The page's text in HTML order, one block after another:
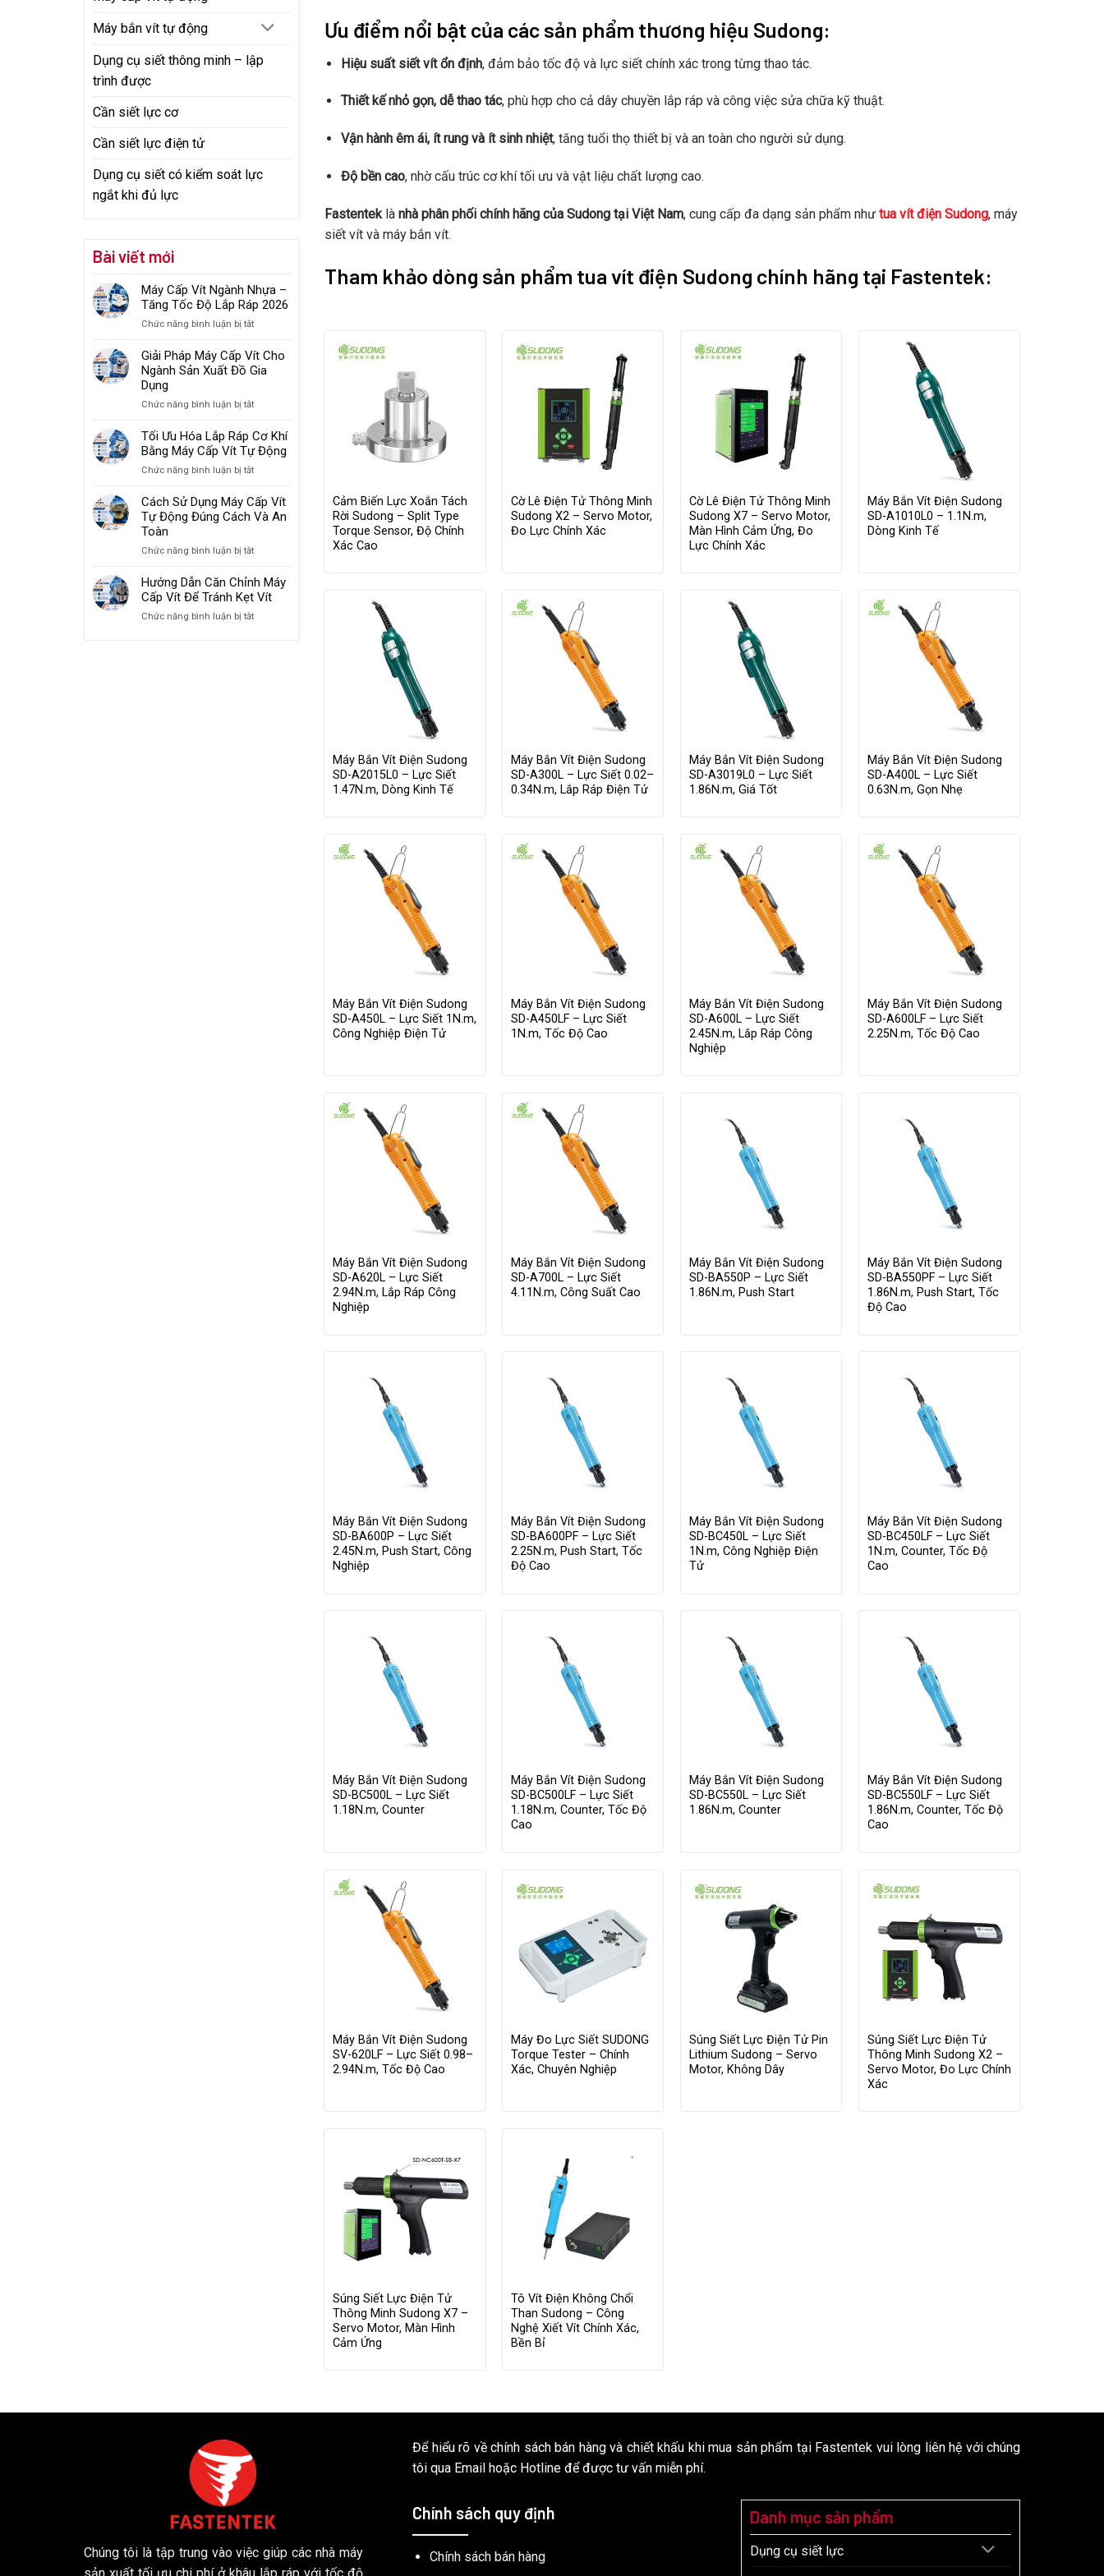
Máy bắn vít tự động
Dụng cụ siết thông minh – lập
trình được
Cần siết lực cơ
Cần siết lực điện tử
Dụng cụ siết có kiểm soát lực
ngắt khi đủ lực
Bài viết mới
Máy Cấp Vít Ngành Nhựa –
Tăng Tốc Độ Lắp Ráp 2026
Chức năng bình luận bị tắtở
Cấp
Vít
–
Tốc
Độ
Giải Pháp Máy Cấp Vít Cho
Ngành Sản Xuất Đồ Gia
Dụng
Chức năng bình luận bị tắtở
Pháp
Máy
Cấp
Vít
Ngành
Sản
Tối Ưu Hóa Lắp Ráp Cơ Khí
Bằng Máy Cấp Vít Tự Động
Chức năng bình luận bị tắtở
Ưu
Hóa
Cơ
Bằng
Máy
Cách Sử Dụng Máy Cấp Vít
Tự Động Đúng Cách Và An
Toàn
Chức năng bình luận bị tắtở
Sử
Dụng
Cấp
Hướng Dẫn Căn Chỉnh Máy
Cấp Vít Để Tránh Kẹt Vít
Chức năng bình luận bị tắtở
Ưu điểm nổi bật của các sản phẩm thương hiệu Sudong:
Hiệu suất siết vít ổn định, đảm bảo tốc độ và lực siết chính xác trong từng thao tác.
Thiết kế nhỏ gọn, dễ thao tác, phù hợp cho cả dây chuyền lắp ráp và công việc sửa chữa kỹ thuật.
Vận hành êm ái, ít rung và ít sinh nhiệt, tăng tuổi thọ thiết bị và an toàn cho người sử dụng.
Độ bền cao, nhờ cấu trúc cơ khí tối ưu và vật liệu chất lượng cao.
Fastenteklà nhà phân phối chính hãng của Sudong tại Việt Nam, cung cấp đa dạng sản phẩm như tua vít điện Sudong, máy
siết vít và máy bắn vít.
Tham khảo dòng sản phẩm tua vít điện Sudong chính hãng tại Fastentek:
Cảm Biến Lực Xoắn Tách
Rời Sudong – Split Type
Torque Sensor, Độ Chính
Xác Cao
Cờ Lê Điện Tử Thông Minh
Sudong X2 – Servo Motor,
Đo Lực Chính Xác
Cờ Lê Điện Tử Thông Minh
Sudong X7 – Servo Motor,
Màn Hình Cảm Ứng, Đo
Lực Chính Xác
Máy Bắn Vít Điện Sudong
SD-A1010L0 – 1.1N.m,
Dòng Kinh Tế
Máy Bắn Vít Điện Sudong
SD-A2015L0 – Lực Siết
1.47N.m, Dòng Kinh Tế
Máy Bắn Vít Điện Sudong
SD-A300L – Lực Siết 0.02–
0.34N.m, Lắp Ráp Điện Tử
Máy Bắn Vít Điện Sudong
SD-A3019L0 – Lực Siết
1.86N.m, Giá Tốt
Máy Bắn Vít Điện Sudong
SD-A400L – Lực Siết
0.63N.m, Gọn Nhẹ
Máy Bắn Vít Điện Sudong
SD-A450L – Lực Siết 1N.m,
Công Nghiệp Điện Tử
Máy Bắn Vít Điện Sudong
SD-A450LF – Lực Siết
1N.m, Tốc Độ Cao
Máy Bắn Vít Điện Sudong
SD-A600L – Lực Siết
2.45N.m, Lắp Ráp Công
Nghiệp
Máy Bắn Vít Điện Sudong
SD-A600LF – Lực Siết
2.25N.m, Tốc Độ Cao
Máy Bắn Vít Điện Sudong
SD-A620L – Lực Siết
2.94N.m, Lắp Ráp Công
Nghiệp
Máy Bắn Vít Điện Sudong
SD-A700L – Lực Siết
4.11N.m, Công Suất Cao
Máy Bắn Vít Điện Sudong
SD-BA550P – Lực Siết
1.86N.m, Push Start
Máy Bắn Vít Điện Sudong
SD-BA550PF – Lực Siết
1.86N.m, Push Start, Tốc
Độ Cao
Máy Bắn Vít Điện Sudong
SD-BA600P – Lực Siết
2.45N.m, Push Start, Công
Nghiệp
Máy Bắn Vít Điện Sudong
SD-BA600PF – Lực Siết
2.25N.m, Push Start, Tốc
Độ Cao
Máy Bắn Vít Điện Sudong
SD-BC450L – Lực Siết
1N.m, Công Nghiệp Điện
Tử
Máy Bắn Vít Điện Sudong
SD-BC450LF – Lực Siết
1N.m, Counter, Tốc Độ
Cao
Máy Bắn Vít Điện Sudong
SD-BC500L – Lực Siết
1.18N.m, Counter
Máy Bắn Vít Điện Sudong
SD-BC500LF – Lực Siết
1.18N.m, Counter, Tốc Độ
Cao
Máy Bắn Vít Điện Sudong
SD-BC550L – Lực Siết
1.86N.m, Counter
Máy Bắn Vít Điện Sudong
SD-BC550LF – Lực Siết
1.86N.m, Counter, Tốc Độ
Cao
Máy Bắn Vít Điện Sudong
SV-620LF – Lực Siết 0.98–
2.94N.m, Tốc Độ Cao
Máy Đo Lực Siết SUDONG
Torque Tester – Chính
Xác, Chuyên Nghiệp
Súng Siết Lực Điện Tử Pin
Lithium Sudong – Servo
Motor, Không Dây
Súng Siết Lực Điện Tử
Thông Minh Sudong X2 –
Servo Motor, Đo Lực Chính
Xác
Súng Siết Lực Điện Tử
Thông Minh Sudong X7 –
Servo Motor, Màn Hình
Cảm Ứng
Tô Vít Điện Không Chổi
Than Sudong – Công
Nghệ Xiết Vít Chính Xác,
Bền Bỉ
Chúng tôi là tập trung vào việc giúp các nhà máy
Để hiểu rõ về chính sách bán hàng và chiết khấu khi mua sản phẩm tại Fastentek vui lòng liên hệ với chúng
tôi qua Email hoặc Hotline để được tư vấn miễn phí.
Chính sách quy định
Chính sách bán hàng
Danh mục sản phẩm
Dụng cụ siết lực